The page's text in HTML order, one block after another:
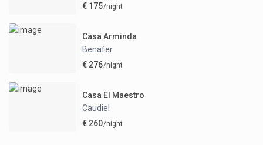
€ 175/night
Casa Arminda
Benafer
€ 276/night
Casa El Maestro
Caudiel
€ 260/night